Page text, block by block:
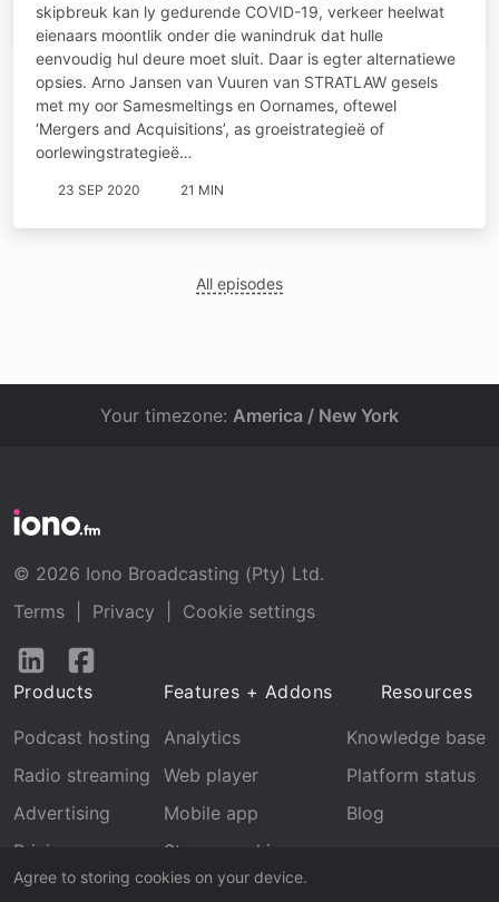
skipbreuk kan ly gedurende COVID-19, verkeer heelwat
eienaars moontlik onder die wanindruk dat hulle
eenvoudig hul deure moet sluit. Daar is egter alternatiewe
opsies. Arno Jansen van Vuuren van STRATLAW gesels
met my oor Samesmeltings en Oornames, oftewel
‘Mergers and Acquisitions’, as groeistrategieë of
oorlewingstrategieë…
23 SEP 2020 21 MIN
All episodes
Agree to storing cookies on your device.
Your timezone: America / New York
© 2026 Iono Broadcasting (Pty) Ltd.
Terms
Privacy
Cookie settings
Follow
LinkedInFacebook
Products
Podcast hosting
Radio streaming
Advertising
Pricing
Features + Addons
Analytics
Web player
Mobile app
Stream archive
Recognition
Resources
Knowledge base
Platform status
Blog